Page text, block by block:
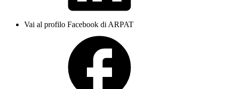
Vai al profilo Facebook di ARPAT